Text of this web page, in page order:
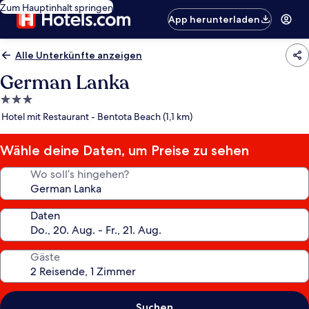
Zum Hauptinhalt springen
App herunterladen
Alle Unterkünfte anzeigen
German Lanka
3.0-
Sterne-
Hotel mit Restaurant - Bentota Beach (1,1 km)
Wähle deine Daten, um Preise zu sehen
Wo soll’s hingehen?
Daten
Gäste